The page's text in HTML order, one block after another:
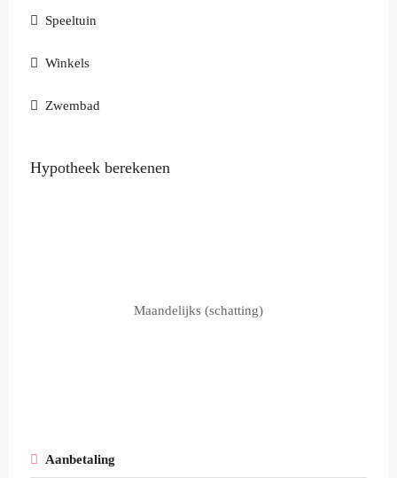
Speeltuin
Winkels
Zwembad
Hypotheek berekenen
Maandelijks (schatting)
Aanbetaling